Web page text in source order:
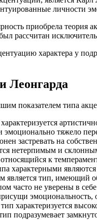
личности
приобрела теория
рассчитан
характера у
Леонгарда
показателем типа
эмоционально тяжело
застревать на
нетерпимым и
к
характерными
тип, имеющий
часто не уверены в
эмоциональность,
характеризуется
подразумевает